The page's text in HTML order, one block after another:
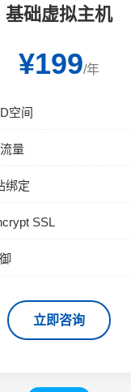
基础虚拟主机
¥199/年
空间
量
绑定
SSL
立即咨询